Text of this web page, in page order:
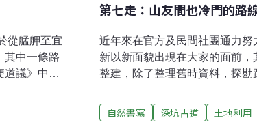
從艋舺至宜
其中一條路
道議》中有
福建安溪
在此更有
第七走：山友間也冷門的路
近年來在官方及民間社團通力
新以新面貌出現在大家的面前
整建，除了整理舊時資料，探
考價值，這樣的成果是喜好大自
遊憩之外，也可以體驗先人開闢
自然書寫 深坑古道 土地利用